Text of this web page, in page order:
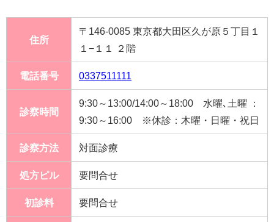
住所
〒146-0085 東京都大田区久が原５丁目１
１−１１ ２階
電話番号 0337511111
診察時間
9:30～13:00/14:00～18:00 水曜､土曜 ：
9:30～16:00 ※休診：木曜・日曜・祝日
診察方法 対面診療
処方ピル 要問合せ
初診料 要問合せ